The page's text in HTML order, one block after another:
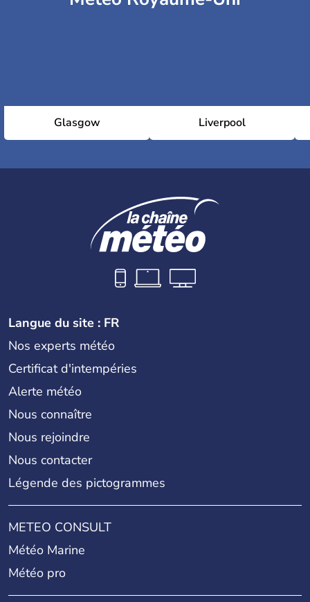
Glasgow Liverpool
Langue du site : FR
Nos experts météo
Certificat d'intempéries
Alerte météo
Nous connaître
Nous rejoindre
Nous contacter
Légende des pictogrammes
METEO CONSULT
Météo Marine
Météo pro